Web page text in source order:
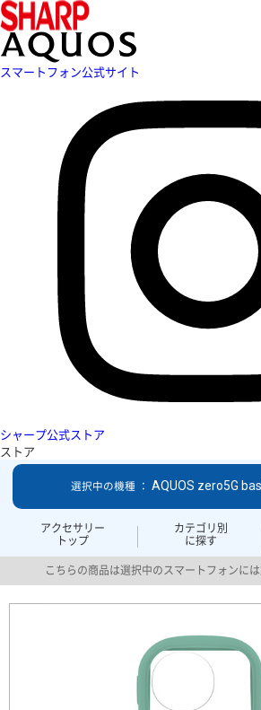
スマートフォン公式サイト
シャープ公式ストア
ストア
アクセサリー
トップ
カテゴリ別
に探す
選択中の機種 ： AQUOS zero5G
こちらの商品は選択中のスマートフォンには